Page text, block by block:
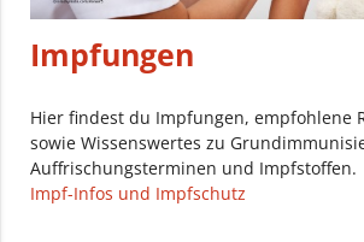
Impfungen
Hier findest du Impfungen, empfohlene
sowie Wissenswertes zu
Auffrischungsterminen und Impfstoffen.
Impf-Infos und Impfschutz